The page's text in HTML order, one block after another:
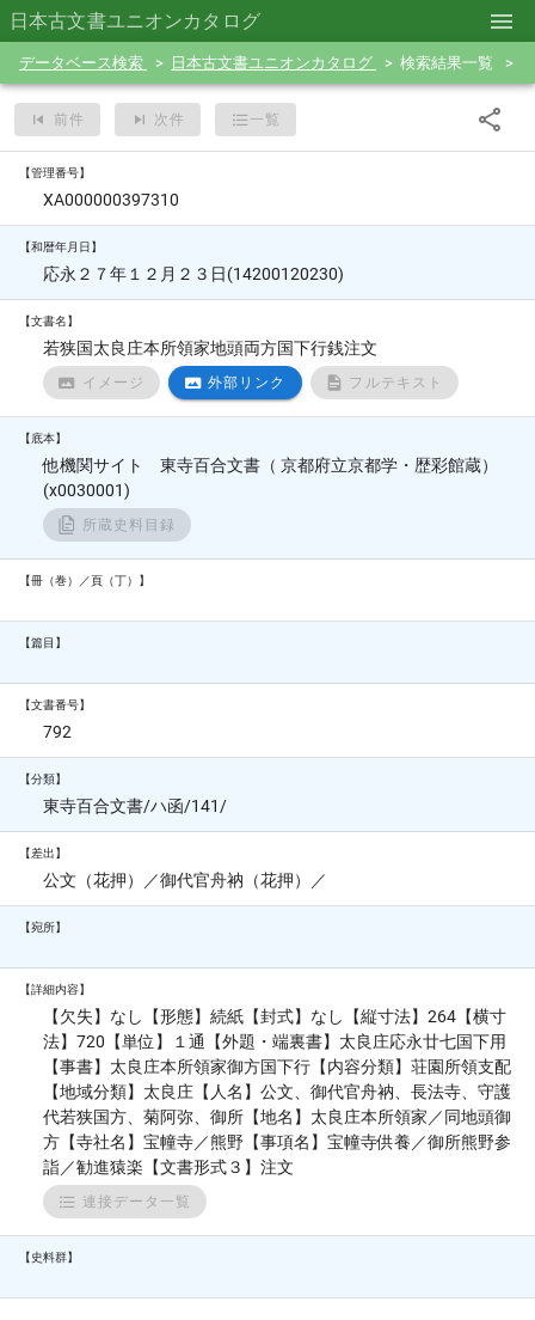
日本古文書ユニオンカタログ
データベース検索 日本古文書ユニオンカタログ 検索結果一覧
前件 次件 一覧
【管理番号】
XA000000397310
【和暦年月日】
応永２７年１２月２３日(14200120230)
【文書名】
若狭国太良庄本所領家地頭両方国下行銭注文
イメージ 外部リンク フルテキスト
【底本】
他機関サイト 東寺百合文書（ 京都府立京都学・歴彩館蔵）
(x0030001)
所蔵史料目録
【冊（巻）／頁（丁）】
【篇目】
【文書番号】
792
【分類】
東寺百合文書/ハ函/141/
【差出】
公文（花押）／御代官舟衲（花押）／
【宛所】
【詳細内容】
【欠失】なし【形態】続紙【封式】なし【縦寸法】264【横寸
法】720【単位】１通【外題・端裏書】太良庄応永廿七国下用
【事書】太良庄本所領家御方国下行【内容分類】荘園所領支配
【地域分類】太良庄【人名】公文、御代官舟衲、長法寺、守護
代若狭国方、菊阿弥、御所【地名】太良庄本所領家／同地頭御
方【寺社名】宝幢寺／熊野【事項名】宝幢寺供養／御所熊野参
詣／勧進猿楽【文書形式３】注文
連接データ一覧
【史料群】